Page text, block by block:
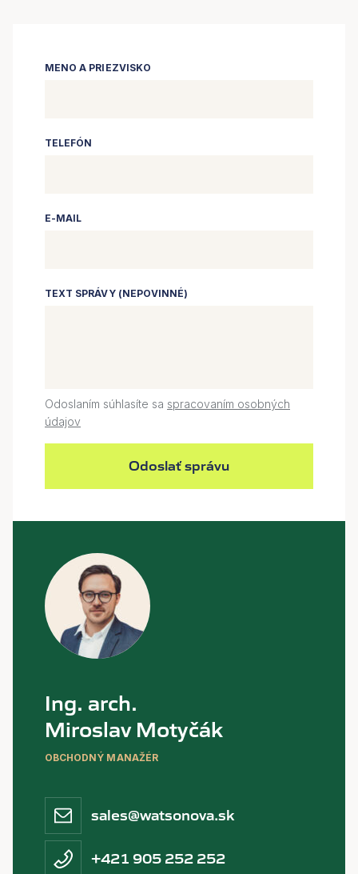
MENO A PRIEZVISKO
TELEFÓN
E-MAIL
TEXT SPRÁVY (NEPOVINNÉ)
Odoslaním súhlasíte sa spracovaním osobných
údajov
Odoslať správu
Ing. arch.
Miroslav Motyčák
OBCHODNÝ MANAŽÉR
sales@watsonova.sk
+421 905 252 252